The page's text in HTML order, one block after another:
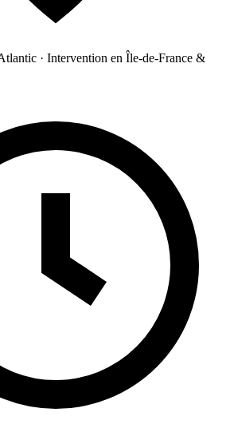
· Intervention en Île-de-France &